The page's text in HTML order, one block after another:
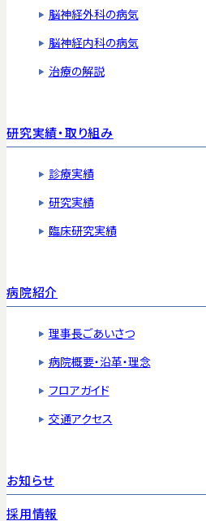
脳神経外科の病気
脳神経内科の病気
治療の解説
研究実績・取り組み
診療実績
研究実績
臨床研究実績
病院紹介
理事長ごあいさつ
病院概要・沿革・理念
フロアガイド
交通アクセス
お知らせ
採用情報